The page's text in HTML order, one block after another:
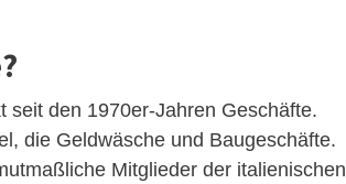
seit den 1970er-Jahren Geschäfte.
die Geldwäsche und Baugeschäfte.
Mitglieder der italienischen